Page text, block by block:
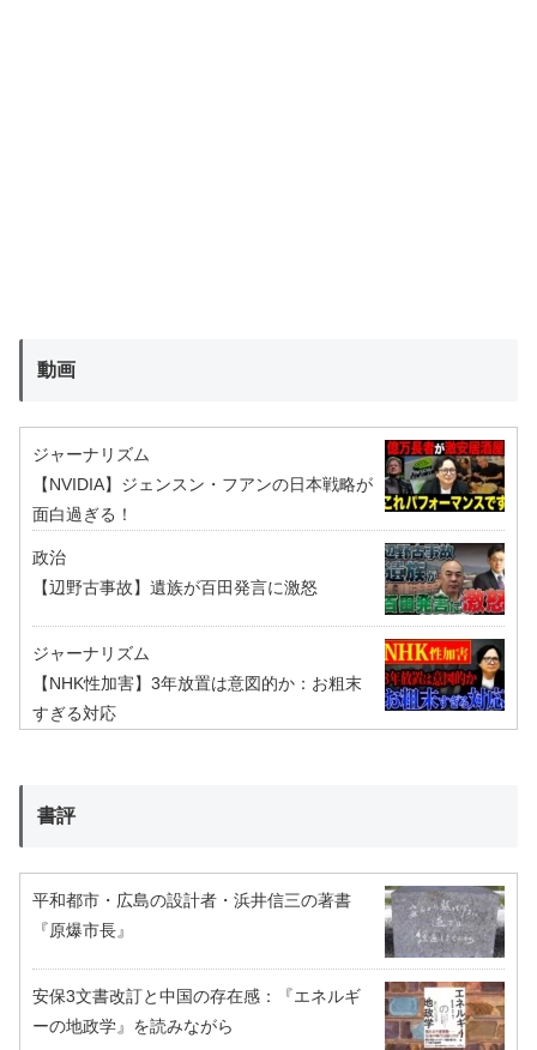
動画
ジャーナリズム
【NVIDIA】ジェンスン・フアンの日本戦略が
面白過ぎる！
政治
【辺野古事故】遺族が百田発言に激怒
ジャーナリズム
【NHK性加害】3年放置は意図的か：お粗末
すぎる対応
書評
平和都市・広島の設計者・浜井信三の著書
『原爆市長』
安保3文書改訂と中国の存在感：『エネルギ
ーの地政学』を読みながら